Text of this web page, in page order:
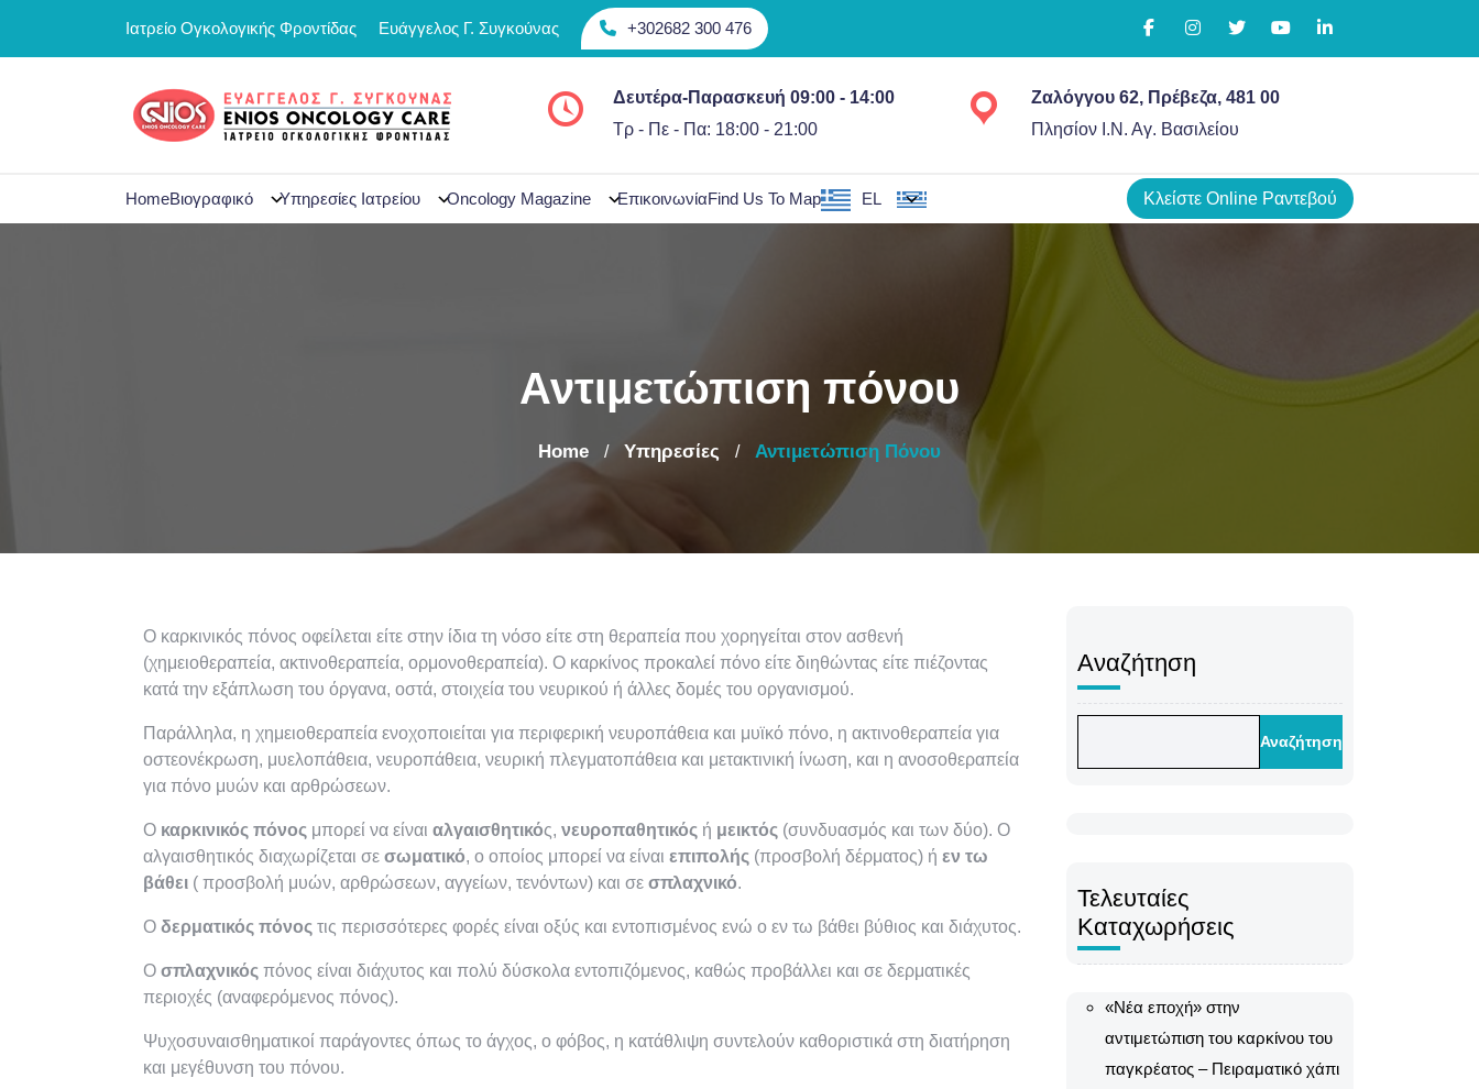
Ιατρείο Ογκολογικής Φροντίδας Ευάγγελος Γ. Συγκούνας +302682 300 476
Δευτέρα-Παρασκευή 09:00 - 14:00
Τρ - Πε - Πα: 18:00 - 21:00
Ζαλόγγου 62, Πρέβεζα, 481 00
Πλησίον Ι.Ν. Αγ. Βασιλείου
HomeΒιογραφικό Υπηρεσίες Ιατρείου Oncology Magazine ΕπικοινωνίαFind Us To Map EL Κλείστε Online Ραντεβού
Αντιμετώπιση πόνου
Home / Υπηρεσίες / Αντιμετώπιση Πόνου
Ο καρκινικός πόνος οφείλεται είτε στην ίδια τη νόσο είτε στη θεραπεία που χορηγείται στον ασθενή
(χημειοθεραπεία, ακτινοθεραπεία, ορμονοθεραπεία). Ο καρκίνος προκαλεί πόνο είτε διηθώντας είτε πιέζοντας
κατά την εξάπλωση του όργανα, οστά, στοιχεία του νευρικού ή άλλες δομές του οργανισμού.
Παράλληλα, η χημειοθεραπεία ενοχοποιείται για περιφερική νευροπάθεια και μυϊκό πόνο, η ακτινοθεραπεία για
οστεονέκρωση, μυελοπάθεια, νευροπάθεια, νευρική πλεγματοπάθεια και μετακτινική ίνωση, και η ανοσοθεραπεία
για πόνο μυών και αρθρώσεων.
Ο καρκινικός πόνος μπορεί να είναι αλγαισθητικός, νευροπαθητικός ή μεικτός (συνδυασμός και των δύο). Ο
αλγαισθητικός διαχωρίζεται σε σωματικό, ο οποίος μπορεί να είναι επιπολής (προσβολή δέρματος) ή εν τω
βάθει ( προσβολή μυών, αρθρώσεων, αγγείων, τενόντων) και σε σπλαχνικό.
Ο δερματικός πόνος τις περισσότερες φορές είναι οξύς και εντοπισμένος ενώ ο εν τω βάθει βύθιος και διάχυτος.
Ο σπλαχνικός πόνος είναι διάχυτος και πολύ δύσκολα εντοπιζόμενος, καθώς προβάλλει και σε δερματικές
περιοχές (αναφερόμενος πόνος).
Ψυχοσυναισθηματικοί παράγοντες όπως το άγχος, ο φόβος, η κατάθλιψη συντελούν καθοριστικά στη διατήρηση
και μεγέθυνση του πόνου.
Αναζήτηση
Αναζήτηση
Τελευταίες
Καταχωρήσεις
«Νέα εποχή» στην
αντιμετώπιση του καρκίνου του
παγκρέατος – Πειραματικό χάπι